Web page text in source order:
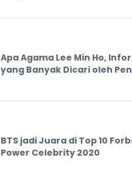
Apa Agama Lee Min Ho,
yang Banyak Dicari oleh
BTS jadi Juara di Top 10
Power Celebrity 2020